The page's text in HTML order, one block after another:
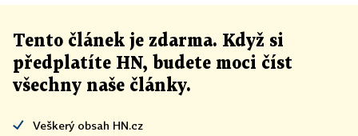
Tento článek je zdarma. Když si
předplatíte HN, budete moci číst
všechny naše články.
Veškerý obsah HN.cz